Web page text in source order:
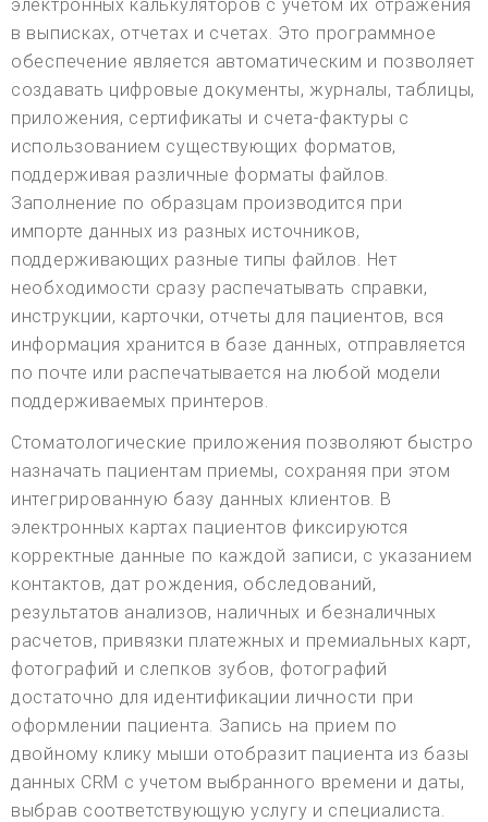
электронных калькуляторов с учетом их отражения
в выписках, отчетах и счетах. Это программное
обеспечение является автоматическим и позволяет
создавать цифровые документы, журналы, таблицы,
приложения, сертификаты и счета-фактуры с
использованием существующих форматов,
поддерживая различные форматы файлов.
Заполнение по образцам производится при
импорте данных из разных источников,
поддерживающих разные типы файлов. Нет
необходимости сразу распечатывать справки,
инструкции, карточки, отчеты для пациентов, вся
информация хранится в базе данных, отправляется
по почте или распечатывается на любой модели
поддерживаемых принтеров.
Стоматологические приложения позволяют быстро
назначать пациентам приемы, сохраняя при этом
интегрированную базу данных клиентов. В
электронных картах пациентов фиксируются
корректные данные по каждой записи, с указанием
контактов, дат рождения, обследований,
результатов анализов, наличных и безналичных
расчетов, привязки платежных и премиальных карт,
фотографий и слепков зубов, фотографий
достаточно для идентификации личности при
оформлении пациента. Запись на прием по
двойному клику мыши отобразит пациента из базы
данных CRM с учетом выбранного времени и даты,
выбрав соответствующую услугу и специалиста.